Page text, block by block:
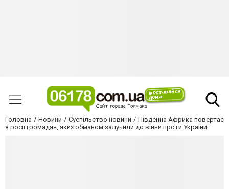
Головна Новини Суспільство новини
Південна Африка повертає
з росії громадян, яких обманом залучили до війни проти України